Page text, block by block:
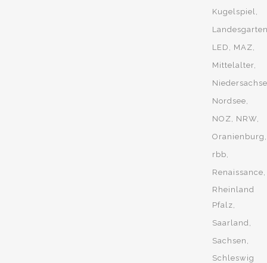
Kugelspiel
LED
MAZ
Mittelalter
Nordsee
NOZ
NRW
Oranienburg
rbb
Renaissance
Rheinland
Pfalz
Saarland
Sachsen
Schleswig